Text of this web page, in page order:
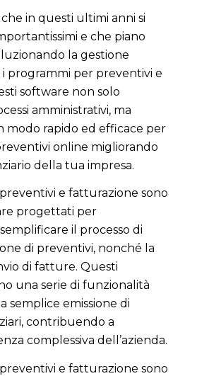
in questi ultimi anni si
e che piano
la gestione
i programmi per preventivi e
software non solo
amministrativi, ma
modo rapido ed efficace per
online migliorando
della tua impresa.
e fatturazione sono
progettati per
il processo di
di preventivi, nonché la
di fatture. Questi
una serie di funzionalità
semplice emissione di
contribuendo a
complessiva dell’azienda.
e fatturazione sono